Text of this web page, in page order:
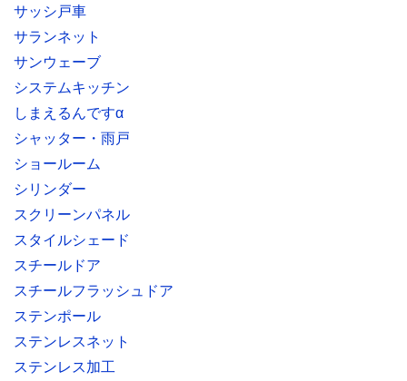
サッシ戸車
サランネット
サンウェーブ
システムキッチン
しまえるんですα
シャッター・雨戸
ショールーム
シリンダー
スクリーンパネル
スタイルシェード
スチールドア
スチールフラッシュドア
ステンポール
ステンレスネット
ステンレス加工